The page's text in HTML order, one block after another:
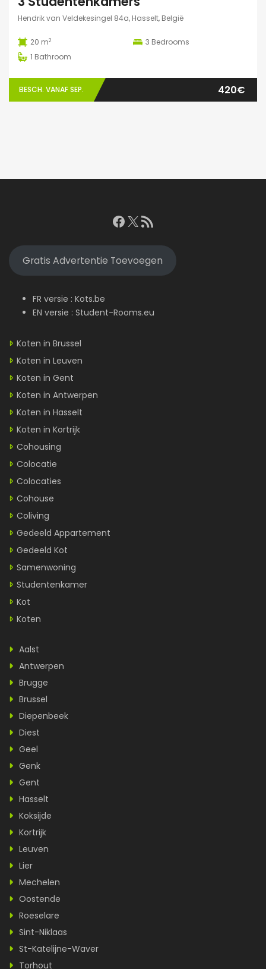
Hendrik van Veldekesingel 84a, Hasselt, België
20 m2 3 Bedrooms
1 Bathroom
BESCH. VANAF SEP. 420€
Facebook
X RSS feed
Gratis Advertentie Toevoegen
FR versie : Kots.be
EN versie : Student-Rooms.eu
Koten in Brussel
Koten in Leuven
Koten in Gent
Koten in Antwerpen
Koten in Hasselt
Koten in Kortrijk
Cohousing
Colocatie
Colocaties
Cohouse
Coliving
Gedeeld Appartement
Gedeeld Kot
Samenwoning
Studentenkamer
Kot
Koten
Aalst
Antwerpen
Brugge
Brussel
Diepenbeek
Diest
Geel
Genk
Gent
Hasselt
Koksijde
Kortrijk
Leuven
Lier
Mechelen
Oostende
Roeselare
Sint-Niklaas
St-Katelijne-Waver
Torhout